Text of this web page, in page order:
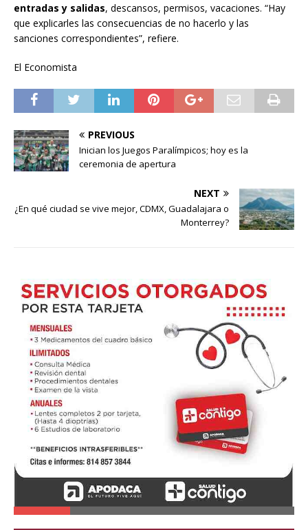
entradas y salidas, descansos, permisos, vacaciones. “Hay
que explicarles las consecuencias de no hacerlo y las
sanciones correspondientes”, refiere.
El Economista
PREVIOUS
Inician los Juegos Paralímpicos; hoy es la
ceremonia de apertura
NEXT
¿En qué ciudad se vive mejor, CDMX, Guadalajara o
Monterrey?